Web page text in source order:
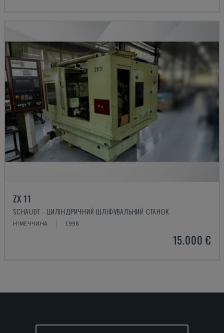
ZX 11
SCHAUDT - ЦИЛІНДРИЧНИЙ ШЛІФУВАЛЬНИЙ СТАНОК
НІМЕЧЧИНА 1998
15.000 €